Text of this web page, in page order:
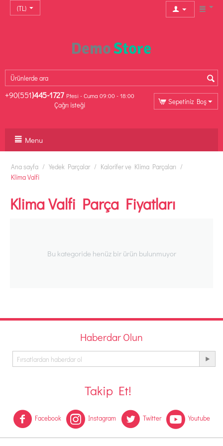
(TL)
+90(551)445-1727 P.tesi - Cuma 09:00 - 18:00
Çağrı isteği Sepetiniz Boş
Menu
Ana sayfa / Yedek Parçalar / Kalorifer ve Klima Parçaları /
Klima Valfi
Klima Valfi Parça Fiyatları
Bu kategoride henüz bir ürün bulunmuyor
Haberdar Olun
Takip Et!
Facebook Instagram Twitter Youtube